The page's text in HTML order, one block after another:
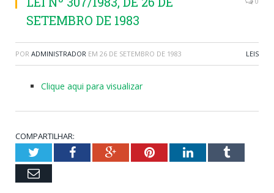
SETEMBRO DE 1983
POR ADMINISTRADOR EM 26 DE SETEMBRO DE 1983 LEIS
Clique aqui para visualizar
COMPARTILHAR:
TwitterFacebookGoogle+PinterestLinkedInTumblr
Email